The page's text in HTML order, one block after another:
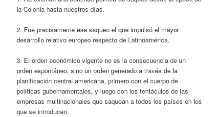
la Colonia hasta nuestros días.
2. Fue precisamente ese saqueo el que impulsó el mayor
desarrollo relativo europeo respecto de Latinoamérica.
3. El orden económico vigente no es la consecuencia de un
orden espontáneo, sino un orden generado a través de la
planificación central americana, primero con el cuerpo de
políticas gubernamentales, y luego con los tentáculos de las
empresas multinacionales que saquean a todos los países en los
que se introducen.